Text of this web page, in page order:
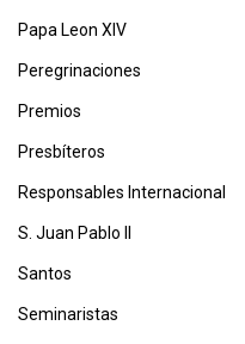
Papa Leon XIV
Peregrinaciones
Premios
Presbíteros
Responsables Internacional
S. Juan Pablo II
Santos
Seminaristas